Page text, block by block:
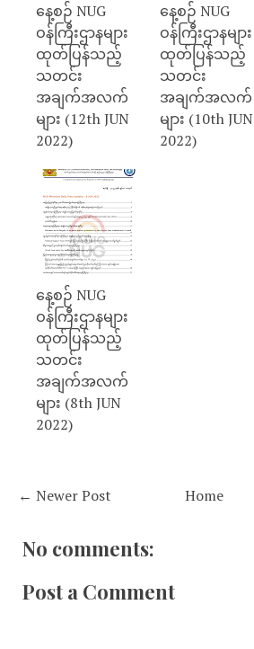
နေ့စဉ် NUG
ဝန်ကြီးဌာနများ
ထုတ်ပြန်သည့်
သတင်း
အချက်အလက်
များ (12th JUN
2022)
နေ့စဉ် NUG
ဝန်ကြီးဌာနများ
ထုတ်ပြန်သည့်
သတင်း
အချက်အလက်
များ (10th JUN
2022)
နေ့စဉ် NUG
ဝန်ကြီးဌာနများ
ထုတ်ပြန်သည့်
သတင်း
အချက်အလက်
များ (8th JUN
2022)
← Newer Post Home
No comments:
Post a Comment